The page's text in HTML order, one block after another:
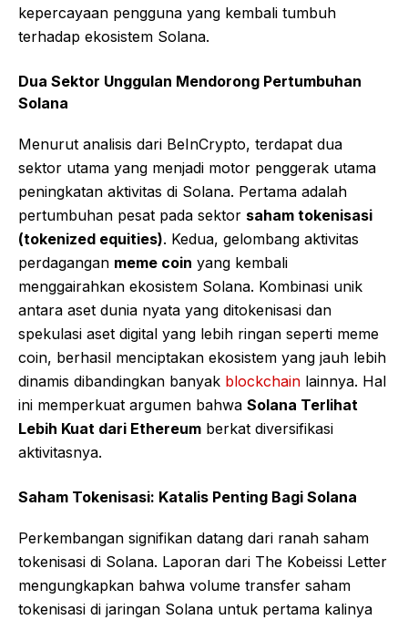
kepercayaan pengguna yang kembali tumbuh
terhadap ekosistem Solana.
Dua Sektor Unggulan Mendorong Pertumbuhan
Solana
Menurut analisis dari BeInCrypto, terdapat dua
sektor utama yang menjadi motor penggerak utama
peningkatan aktivitas di Solana. Pertama adalah
pertumbuhan pesat pada sektor saham tokenisasi
(tokenized equities). Kedua, gelombang aktivitas
perdagangan meme coin yang kembali
menggairahkan ekosistem Solana. Kombinasi unik
antara aset dunia nyata yang ditokenisasi dan
spekulasi aset digital yang lebih ringan seperti meme
coin, berhasil menciptakan ekosistem yang jauh lebih
dinamis dibandingkan banyak blockchain lainnya. Hal
ini memperkuat argumen bahwa Solana Terlihat
Lebih Kuat dari Ethereum berkat diversifikasi
aktivitasnya.
Saham Tokenisasi: Katalis Penting Bagi Solana
Perkembangan signifikan datang dari ranah saham
tokenisasi di Solana. Laporan dari The Kobeissi Letter
mengungkapkan bahwa volume transfer saham
tokenisasi di jaringan Solana untuk pertama kalinya